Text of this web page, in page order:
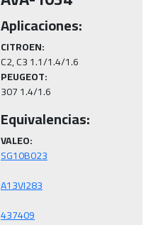
Aplicaciones:
CITROEN:
PEUGEOT:
307 1.4/1.6
Equivalencias:
VALEO:
437409